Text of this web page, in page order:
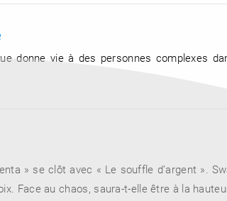
donne vie à des personnes complexes
» se clôt avec « Le souffle d’argent ».
Face au chaos, saura-t-elle être à la